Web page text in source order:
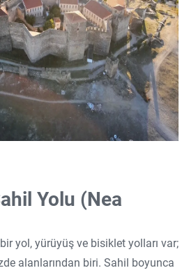
Yolu (Nea
yol, yürüyüş ve bisiklet yolları var;
alanlarından biri. Sahil boyunca